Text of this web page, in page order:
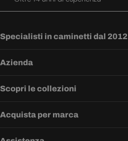
Specialisti in caminetti dal 2012
Azienda
Scopri le collezioni
Acquista per marca